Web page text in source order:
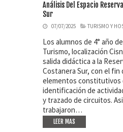
Análisis Del Espacio
Sur
07/07/2025 TURISMO Y
Los alumnos de 4° año
Turismo, localización
salida didáctica a la
Costanera Sur, con el
elementos constitutivos
identificación de
y trazado de circuitos.
trabajaron…
LEER MAS